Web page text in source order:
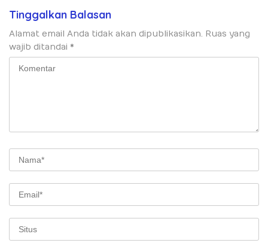
Tinggalkan Balasan
Alamat email Anda tidak akan dipublikasikan. Ruas yang
wajib ditandai *